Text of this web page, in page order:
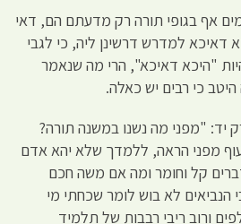
אף בגופי תורה רק מדעתם הם, דאי
דאיכא למדרש דרשינן ליה, כי לגבי
"היכא דאיכא", הרי מה שנאמר
כי רבים יש כאלה.
יד: "מפני מה נשנו במשנה תורה?
מפני הראה, ללמדך שלא יהא אדם
קל וחומר ומה אם משה חכם
הנביאים לא בוש לומר שכחתי מי
ורוב ריבי רבבות של תלמיד